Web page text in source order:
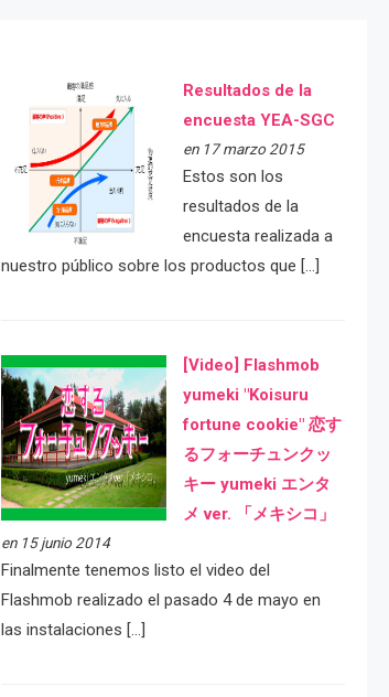
Resultados de la
encuesta YEA-SGC
en 17 marzo 2015
Estos son los
resultados de la
encuesta realizada a
nuestro público sobre los productos que […]
[Video] Flashmob
yumeki "Koisuru
fortune cookie" 恋す
るフォーチュンクッ
キー yumeki エンタ
メ ver. 「メキシコ」
en 15 junio 2014
Finalmente tenemos listo el video del
Flashmob realizado el pasado 4 de mayo en
las instalaciones […]